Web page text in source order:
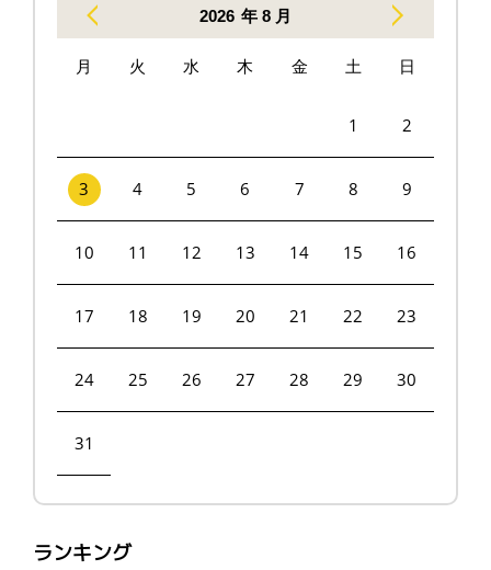
年 8 月
2026
月 火 水 木 金 土 日
1 2
3 4 5 6 7 8 9
10 11 12 13 14 15 16
17 18 19 20 21 22 23
24 25 26 27 28 29 30
31
ランキング